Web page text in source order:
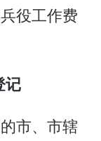
役工作费
记
市、市辖